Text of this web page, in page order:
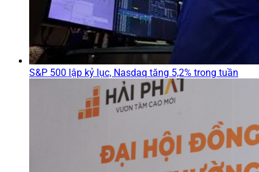
S&P 500 lập kỷ lục, Nasdaq tăng 5,2% trong tuần